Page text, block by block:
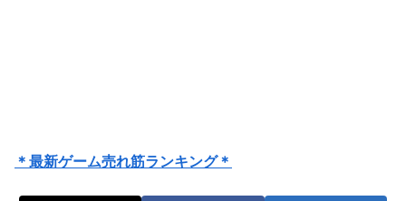
＊最新ゲーム売れ筋ランキング＊